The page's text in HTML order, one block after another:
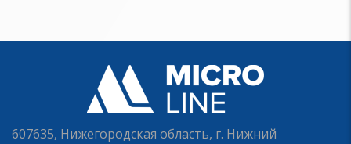
607635, Нижегородская область, г. Нижний